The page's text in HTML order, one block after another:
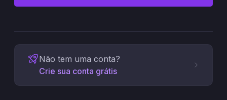
Não tem uma conta?
Crie sua conta grátis